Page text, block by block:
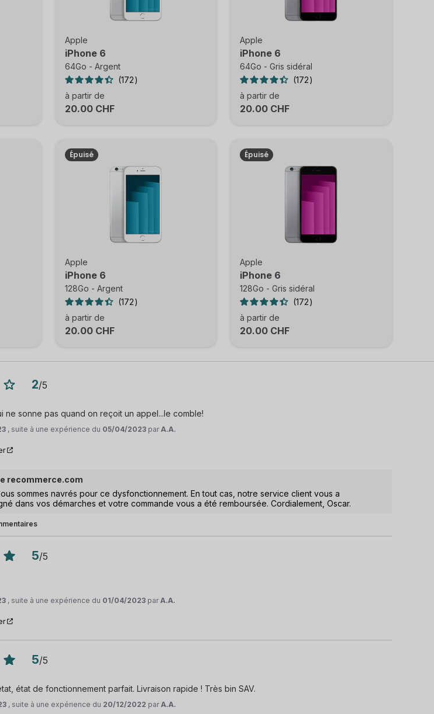
Apple
iPhone 6
64Go - Argent
172
à partir de
20.00 CHF
Apple
iPhone 6
64Go - Gris sidéral
172
à partir de
20.00 CHF
Épuisé
Apple
iPhone 6
128Go - Argent
172
à partir de
20.00 CHF
Épuisé
Apple
iPhone 6
128Go - Gris sidéral
172
à partir de
20.00 CHF
2/5
ne sonne pas quand on reçoit un appel...le comble!
, suite à une expérience du 05/04/2023 parA.A.
recommerce.com
sommes navrés pour ce dysfonctionnement. En tout cas, notre service client vous a
dans vos démarches et votre commande vous a été remboursée. Cordialement, Oscar.
5/5
, suite à une expérience du 01/04/2023 parA.A.
5/5
état de fonctionnement parfait. Livraison rapide ! Très bin SAV.
, suite à une expérience du 20/12/2022 parA.A.